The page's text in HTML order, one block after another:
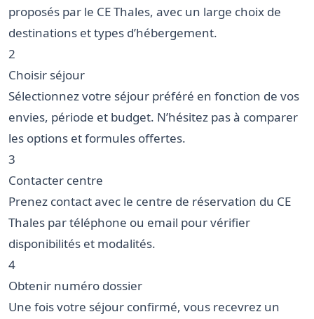
proposés par le CE Thales, avec un large choix de
destinations et types d’hébergement.
2
Choisir séjour
Sélectionnez votre séjour préféré en fonction de vos
envies, période et budget. N’hésitez pas à comparer
les options et formules offertes.
3
Contacter centre
Prenez contact avec le centre de réservation du CE
Thales par téléphone ou email pour vérifier
disponibilités et modalités.
4
Obtenir numéro dossier
Une fois votre séjour confirmé, vous recevrez un